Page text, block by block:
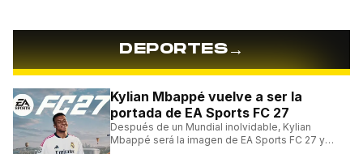
DEPORTES→
Kylian Mbappé vuelve a ser la
portada de EA Sports FC 27
Después de un Mundial inolvidable, Kylian
Mbappé será la imagen de EA Sports FC 27 y